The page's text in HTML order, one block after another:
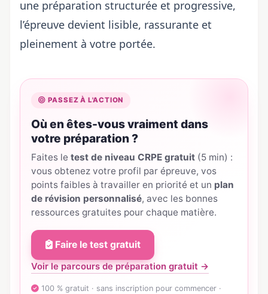
une préparation structurée et progressive,
l’épreuve devient lisible, rassurante et
pleinement à votre portée.
PASSEZ À L'ACTION
Où en êtes-vous vraiment dans
votre préparation ?
Faites letest de niveau CRPE gratuit (5 min) :
vous obtenez votre profil par épreuve, vos
points faibles à travailler en priorité et un plan
de révision personnalisé, avec les bonnes
ressources gratuites pour chaque matière.
Faire le test gratuit
Voir le parcours de préparation gratuit →
100 % gratuit · sans inscription pour commencer ·